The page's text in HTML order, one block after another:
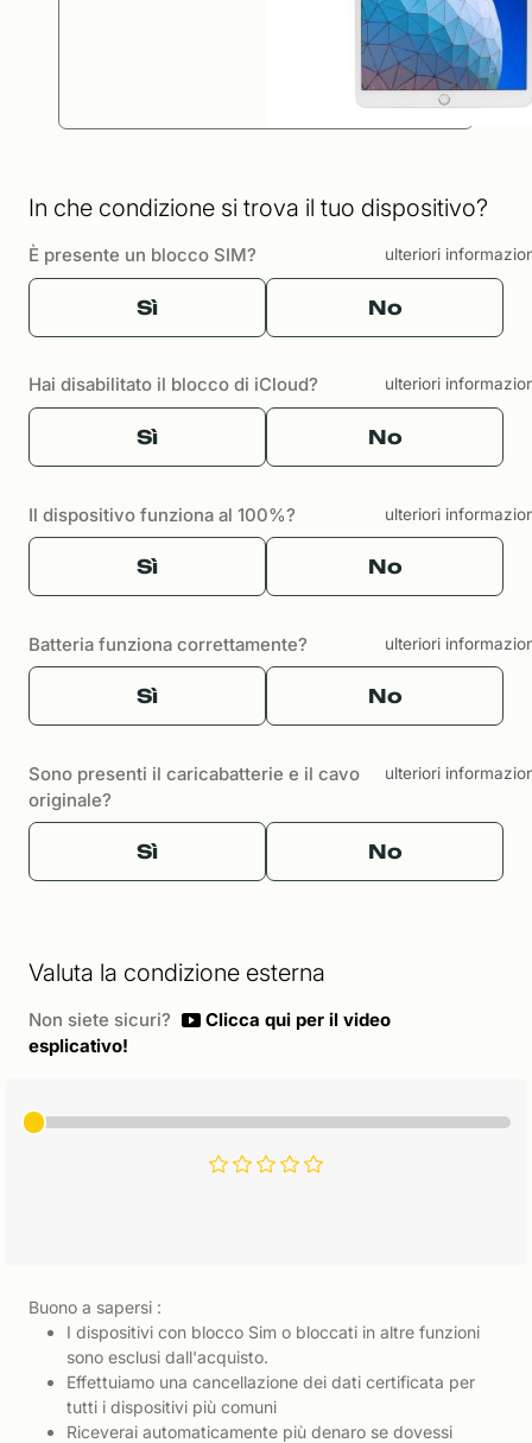
In che condizione si trova il tuo dispositivo?
È presente un blocco SIM? ulteriori
Sì No
Hai disabilitato il blocco di iCloud? ulteriori
Sì No
Il dispositivo funziona al 100%? ulteriori
Sì No
Batteria funziona correttamente? ulteriori
Sì No
Sono presenti il caricabatterie e il cavo
originale?
ulteriori
Sì No
Valuta la condizione esterna
Non siete sicuri?
Clicca qui per il video
esplicativo!
Buono a sapersi :
I dispositivi con blocco Sim o bloccati in altre funzioni
sono esclusi dall'acquisto.
Effettuiamo una cancellazione dei dati certificata per
tutti i dispositivi più comuni
Riceverai automaticamente più denaro se dovessi